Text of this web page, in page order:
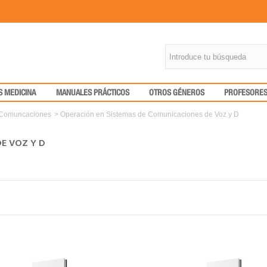
MEDICINA MANUALES PRÁCTICOS OTROS GÉNEROS
> Operación en Sistemas de Comunicaciones de Voz y D
VOZ Y D